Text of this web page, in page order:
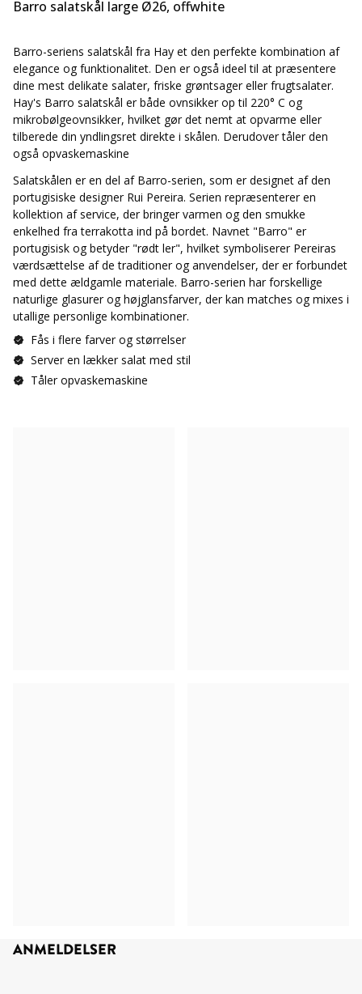
Barro salatskål large Ø26, offwhite
Barro-seriens salatskål fra Hay et den perfekte kombination af
elegance og funktionalitet. Den er også ideel til at præsentere
dine mest delikate salater, friske grøntsager eller frugtsalater.
Hay's Barro salatskål er både ovnsikker op til 220° C og
mikrobølgeovnsikker, hvilket gør det nemt at opvarme eller
tilberede din yndlingsret direkte i skålen. Derudover tåler den
også opvaskemaskine
Salatskålen er en del af Barro-serien, som er designet af den
portugisiske designer Rui Pereira. Serien repræsenterer en
kollektion af service, der bringer varmen og den smukke
enkelhed fra terrakotta ind på bordet. Navnet "Barro" er
portugisisk og betyder "rødt ler", hvilket symboliserer Pereiras
værdsættelse af de traditioner og anvendelser, der er forbundet
med dette ældgamle materiale. Barro-serien har forskellige
naturlige glasurer og højglansfarver, der kan matches og mixes i
utallige personlige kombinationer.
Fås i flere farver og størrelser
Server en lækker salat med stil
Tåler opvaskemaskine
ANMELDELSER